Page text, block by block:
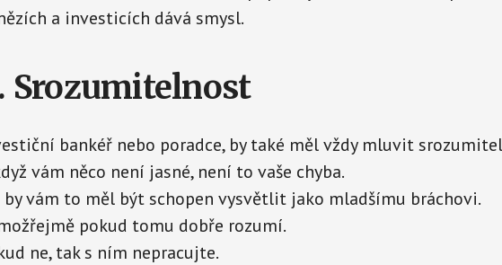
a investicích dává smysl.
Srozumitelnost
bankéř nebo poradce, by také měl vždy mluvit
vám něco není jasné, není to vaše chyba.
by vám to měl být schopen vysvětlit jako mladšímu bráchovi.
pokud tomu dobře rozumí.
ne, tak s ním nepracujte.